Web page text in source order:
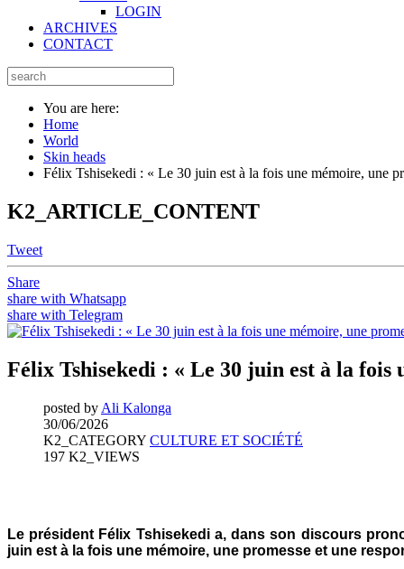
LOGIN
ARCHIVES
CONTACT
You are here:
Home
World
Skin heads
Félix Tshisekedi : « Le 30 juin est à la fois une mémoire, une
K2_ARTICLE_CONTENT
Tweet
Share
share with Whatsapp
share with Telegram
Félix Tshisekedi : « Le 30 juin est à la fois
posted by Ali Kalonga
30/06/2026
K2_CATEGORY CULTURE ET SOCIÉTÉ
197 K2_VIEWS
Le président Félix Tshisekedi a, dans son discours
juin est à la fois une mémoire, une promesse et une